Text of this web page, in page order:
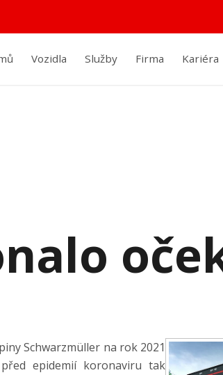
Vozidla Služby Firma Kariéra
Schwarzmüller na rok 2021
epidemií koronaviru tak